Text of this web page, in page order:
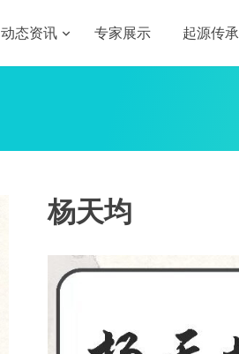
动态资讯 专家展示 起源传承
杨天均